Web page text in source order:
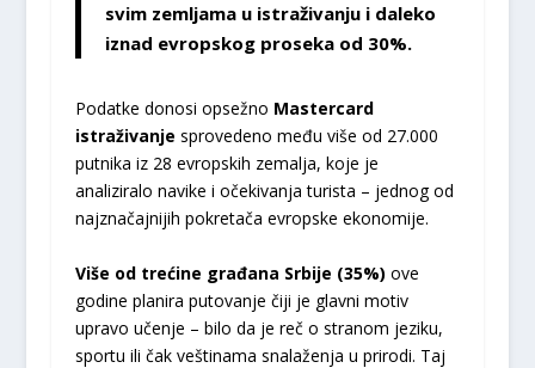
svim zemljama u istraživanju i daleko
iznad evropskog proseka od 30%.
Podatke donosi opsežno Mastercard
istraživanje sprovedeno među više od 27.000
putnika iz 28 evropskih zemalja, koje je
analiziralo navike i očekivanja turista – jednog od
najznačajnijih pokretača evropske ekonomije.
Više od trećine građana Srbije (35%) ove
godine planira putovanje čiji je glavni motiv
upravo učenje – bilo da je reč o stranom jeziku,
sportu ili čak veštinama snalaženja u prirodi. Taj